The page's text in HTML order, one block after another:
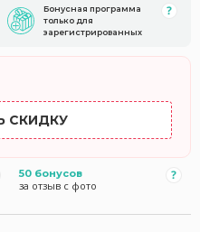
Бонусная программа
только для
зарегистрированных
СКИДКУ
50 бонусов
за отзыв с фото